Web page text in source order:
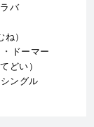
バ
）
ドーマー
どい）
ングル